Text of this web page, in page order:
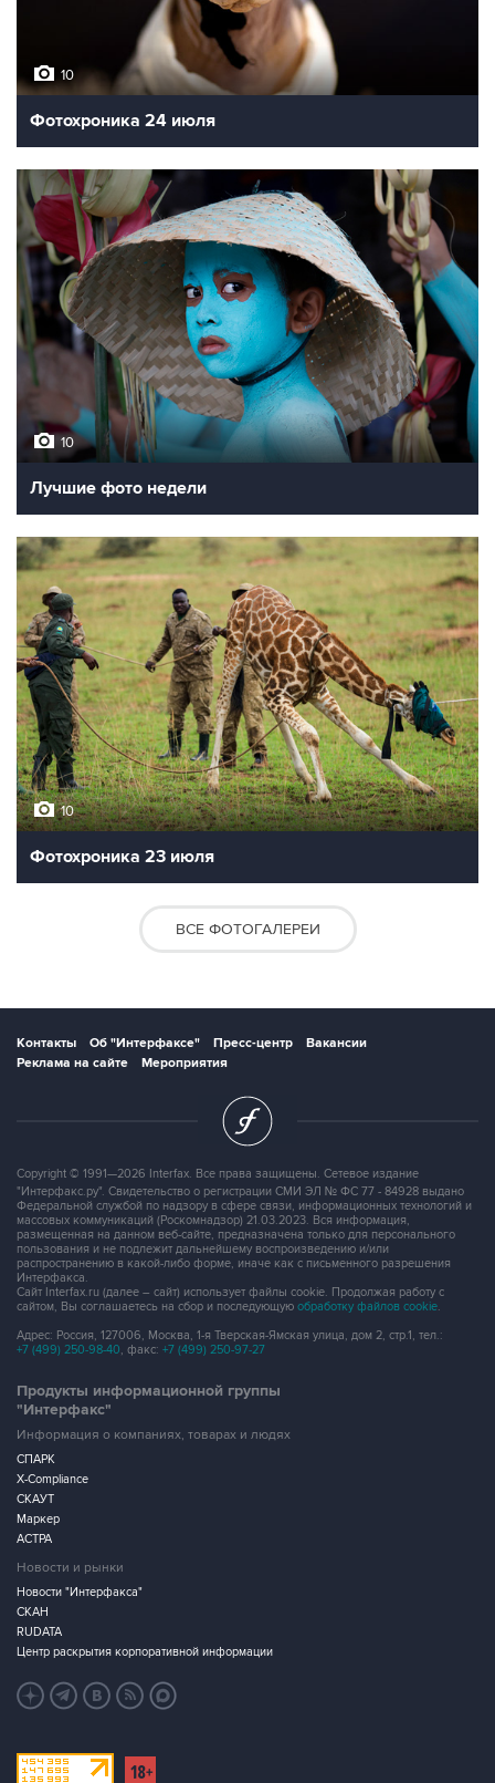
10
Фотохроника 24 июля
10
Лучшие фото недели
10
Фотохроника 23 июля
ВСЕ ФОТОГАЛЕРЕИ
Контакты Об "Интерфаксе" Пресс-центр
Вакансии
Реклама на сайте
Мероприятия
Copyright © 1991—2026 Interfax. Все права защищены. Сетевое издание
"Интерфакс.ру". Свидетельство о регистрации СМИ ЭЛ № ФС 77 - 84928 выдано
Федеральной службой по надзору в сфере связи, информационных технологий и
массовых коммуникаций (Роскомнадзор) 21.03.2023. Вся информация,
размещенная на данном веб-сайте, предназначена только для персонального
пользования и не подлежит дальнейшему воспроизведению и/или
распространению в какой-либо форме, иначе как с письменного разрешения
Интерфакса.
Сайт Interfax.ru (далее – сайт) использует файлы cookie. Продолжая работу с
сайтом, Вы соглашаетесь на сбор и последующую обработку файлов cookie.
Адрес: Россия, 127006, Москва, 1-я Тверская-Ямская улица, дом 2, стр.1, тел.:
+7 (499) 250-98-40, факс: +7 (499) 250-97-27
Продукты информационной группы
"Интерфакс"
Информация о компаниях, товарах и людях
СПАРК
X-Compliance
СКАУТ
Маркер
АСТРА
Новости и рынки
Новости "Интерфакса"
СКАН
RUDATA
Центр раскрытия корпоративной информации